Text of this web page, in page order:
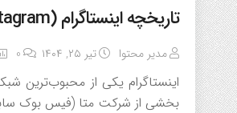
تاریخچه اینستاگرام (Instagram)
مدیر محتوا تیر ۲۵, ۱۴۰۴ 0